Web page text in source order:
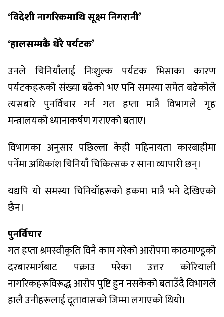
‘विदेशी नागरिकमाथि सूक्ष्म निगरानी’
‘हालसम्मकै धेरै पर्यटक’
उनले चिनियाँलाई निःशुल्क पर्यटक भिसाका कारण
पर्यटकहरूको संख्या बढेको भए पनि समस्या समेत बढेकोले
त्यसबारे पुनर्विचार गर्न गत हप्ता मात्रै विभागले गृह
मन्त्रालयको ध्यानाकर्षण गराएको बताए।
विभागका अनुसार पछिल्ला केही महिनायता कारबाहीमा
पर्नेमा अधिकांश चिनियाँ चिकित्सक र साना व्यापारी छन्।
यद्यपि यो समस्या चिनियाँहरूको हकमा मात्रै भने देखिएको
छैन।
पुनर्विचार
गत हप्ता श्रमस्वीकृति विनै काम गरेको आरोपमा काठमाण्डूको
दरबारमार्गबाट पक्राउ परेका उत्तर कोरियाली
नागरिकहरूविरूद्ध आरोप पुष्टि हुन नसकेको बताउँदै विभागले
हालै उनीहरूलाई दूतावासको जिम्मा लगाएको थियो।